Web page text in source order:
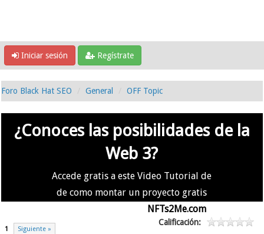
Iniciar sesión Regístrate
Foro Black Hat SEO General OFF Topic
¿Conoces las posibilidades de la
Web 3?
Accede gratis a este Video Tutorial de
de como montar un proyecto gratis
NFTs2Me.com
1 Siguiente »
Calificación: